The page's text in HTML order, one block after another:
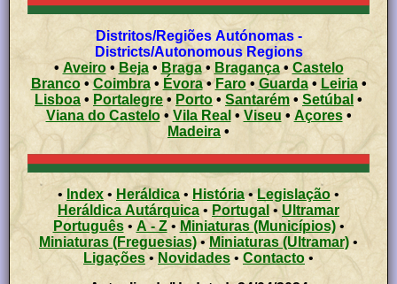
Distritos/Regiões Autónomas -
Districts/Autonomous Regions
• Aveiro• Beja• Braga• Bragança• Castelo
Branco•Coimbra• Évora•Faro• Guarda• Leiria•
Lisboa • Portalegre • Porto • Santarém • Setúbal •
Viana do Castelo•Vila Real • Viseu • Açores •
Madeira •
• Index • Heráldica • História •Legislação •
Heráldica Autárquica • Portugal • Ultramar
Português• A - Z• Miniaturas (Municípios)•
Miniaturas (Freguesias) •Miniaturas (Ultramar) •
Ligações• Novidades• Contacto •